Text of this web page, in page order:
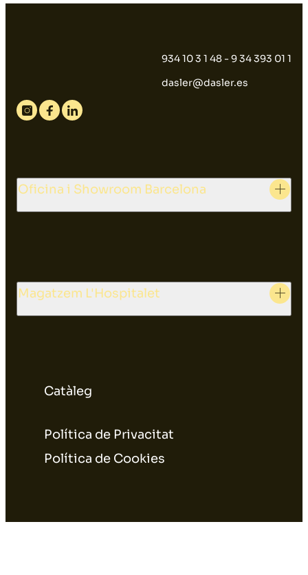
934 10 3 1 48 - 9 34 393 01 1
dasler@dasler.es
Instagram
FacebookLinkedin
Catàleg
Política de Privacitat
Política de Cookies
Oficina i Showroom Barcelona
Magatzem L'Hospitalet